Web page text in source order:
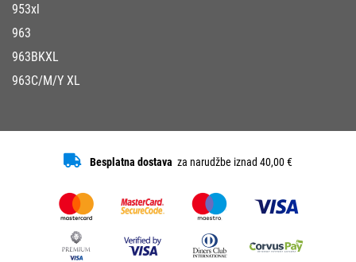
953xl
963
963BKXL
963C/M/Y XL
Besplatna dostava za narudžbe iznad 40,00 €